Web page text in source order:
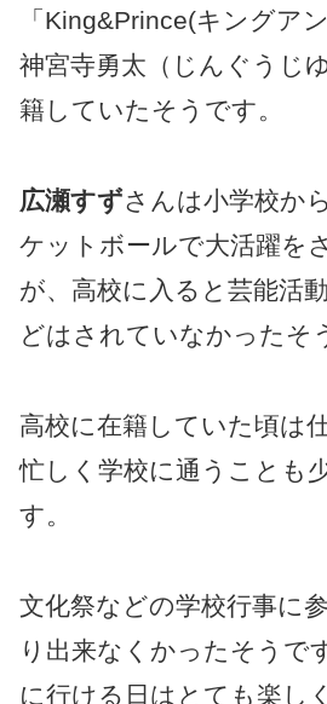
「King&Prince(キングア
神宮寺勇太（じんぐうじ
籍していたそうです。
広瀬すずさんは小学校か
ケットボールで大活躍を
が、高校に入ると芸能活
どはされていなかったそ
高校に在籍していた頃は
忙しく学校に通うことも
す。
文化祭などの学校行事に
り出来なくかったそうで
に行ける日はとても楽し